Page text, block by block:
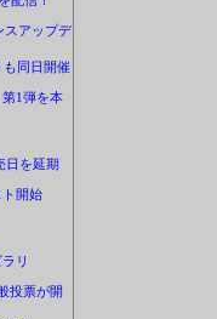
スアップデ
も同日開催
1弾を本
日を延期
開始
リ
投票が開